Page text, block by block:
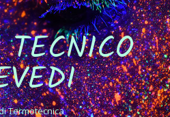
Termotecnica